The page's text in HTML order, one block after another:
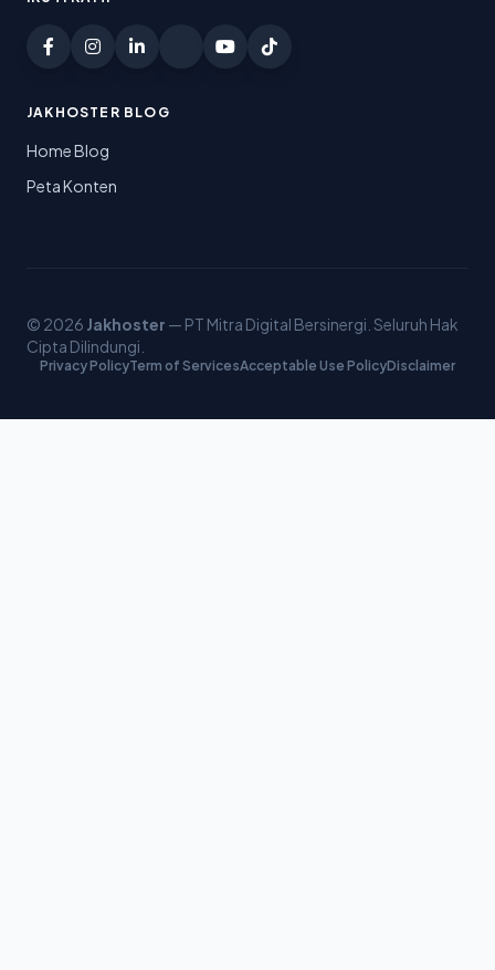
JAKHOSTER BLOG
Home Blog
Peta Konten
© 2026 Jakhoster — PT Mitra Digital Bersinergi. Seluruh Hak
Cipta Dilindungi.
Privacy PolicyTerm of ServicesAcceptable Use PolicyDisclaimer